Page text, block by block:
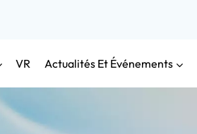
VR Actualités Et Événements